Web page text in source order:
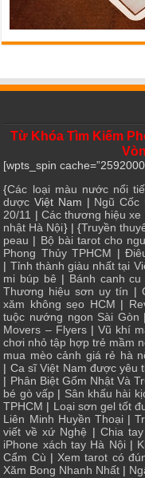
Từ Khóa Tìm Kiếm
[wpts_spin
{Các loại màu nước nổi
dược Việt Nam | Ngũ Cốc
20/11 | Các thương hiệu xe
nhật Hà Nội} | {Truyền
peau | Bộ bài tarot cho
Phong Thủy TPHCM |
| Tỉnh thành giàu nhất tại
mi búp bê | Bánh canh
Thương hiệu sơn uy tín |
xăm không sẹo HCM |
tuộc nướng ngon Sài Gòn |
Movers – Flyers| Vũ khí
chơi nhỏ tập hợp trẻ mầm
mua mèo cảnh giá rẻ hà
| Ca sĩ Việt Nam được yêu
| Phân Biệt Gốm Nhật Và
bé gò vấp | Sân khấu hài
TPHCM | Loại sơn gel tốt
Liên Minh Huyền Thoại|
viết về xứ Nghệ | Chia
iPhone xách tay Hà Nội|
Cẩm Cù |Xem tarot có
Xăm Bong Nhanh Nhất |